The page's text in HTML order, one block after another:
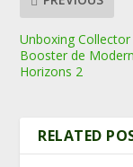
Unboxing Collector
Booster de Modern
Horizons 2
RELATED